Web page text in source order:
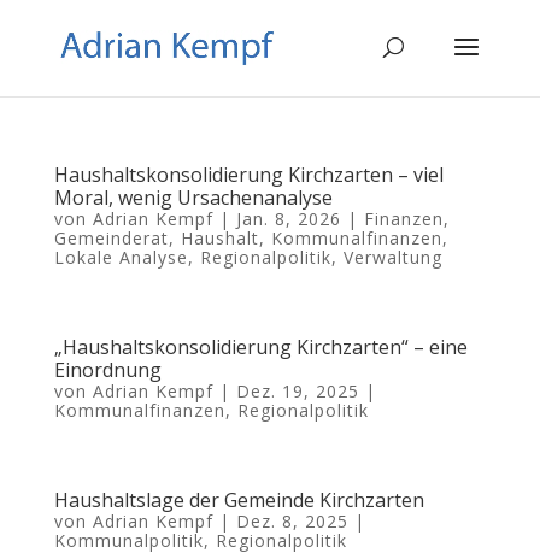
Haushaltskonsolidierung Kirchzarten – viel
Moral, wenig Ursachenanalyse
von Adrian Kempf| Jan. 8, 2026 | Finanzen,
Gemeinderat, Haushalt, Kommunalfinanzen,
Lokale Analyse, Regionalpolitik, Verwaltung
„Haushaltskonsolidierung Kirchzarten“ – eine
Einordnung
von Adrian Kempf| Dez. 19, 2025 |
Kommunalfinanzen, Regionalpolitik
Haushaltslage der Gemeinde Kirchzarten
von Adrian Kempf| Dez. 8, 2025 |
Kommunalpolitik, Regionalpolitik